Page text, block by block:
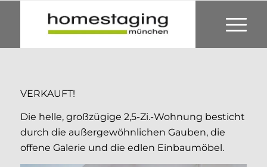
VERKAUFT!
Die helle, großzügige 2,5-Zi.-Wohnung besticht
durch die außergewöhnlichen Gauben, die
offene Galerie und die edlen Einbaumöbel.